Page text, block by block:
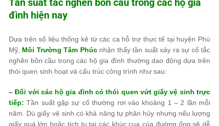
Tần suất tắc nghẽn bồn cầu trong các hộ gia
đình hiện nay
Dựa trên số liệu thống kê từ các ca hỗ trợ thực tế tại huyện Phù
Mỹ, Môi Trường Tâm Phúcnhận thấy tần suất xảy ra sự cố tắc
nghẽn bồn cầu trong các hộ gia đình thường dao động dựa trên
thói quen sinh hoạt và cấu trúc công trình như sau:
– Đối với các hộ gia đình có thói quen vứt giấy vệ sinh trực
tiếp: Tần suất gặp sự cố thường rơi vào khoảng 1 – 2 lần mỗi
năm. Dù giấy vệ sinh có khả năng tự phân hủy nhưng nếu lượng
giấy quá lớn hoặc tích tụ tại các khúc cua của đường ống sẽ dễ